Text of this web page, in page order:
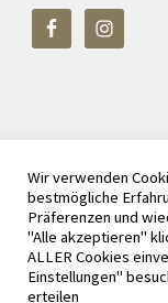
© Flourou Luxury
Datenschutz
Wir verwenden
bestmögliche
Präferenzen und
"Alle akzeptieren"
ALLER Cookies
Einstellungen"
erteilen